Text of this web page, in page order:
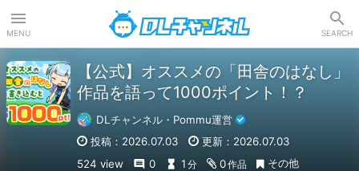
MENU SEARCH
【公式】オススメの「田舎のはなし」
作品を語って1000ポイント！？
DLチャンネル・Pommu運営
投稿：2026.07.03
更新：2026.07.03
524 view
0 1 分 0作品 その他